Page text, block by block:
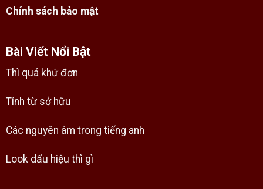
Chính sách bảo mật
Bài Viết Nổi Bật
Thì quá khứ đơn
Tính từ sở hữu
Các nguyên âm trong tiếng anh
Look dấu hiệu thì gì